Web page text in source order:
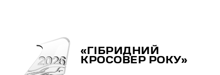
«ГІБРИДНИЙ
КРОСОВЕР РОКУ»